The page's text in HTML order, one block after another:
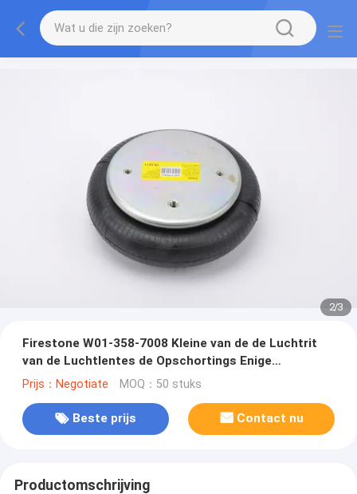
2/3
Firestone W01-358-7008 Kleine van de de Luchtrit
van de Luchtlentes de Opschortings Enige
Ingewikkeld
Prijs：Negotiate MOQ：50 stuks
Beste prijs Contact nu
Productomschrijving